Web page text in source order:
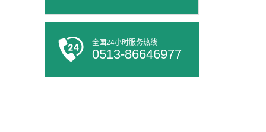
全国24小时服务热线
0513-86646977